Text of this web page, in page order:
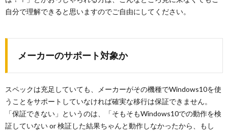
自分で理解できると思いますのでご自由にしてください。
メーカーのサポート対象か
スペックは充足していても、メーカーがその機種でWindows10を使
うことをサポートしていなければ確実な移行は保証できません。
「保証できない」というのは、「そもそもWindows10での動作を検
証していない or 検証した結果ちゃんと動作しなかったから、もし